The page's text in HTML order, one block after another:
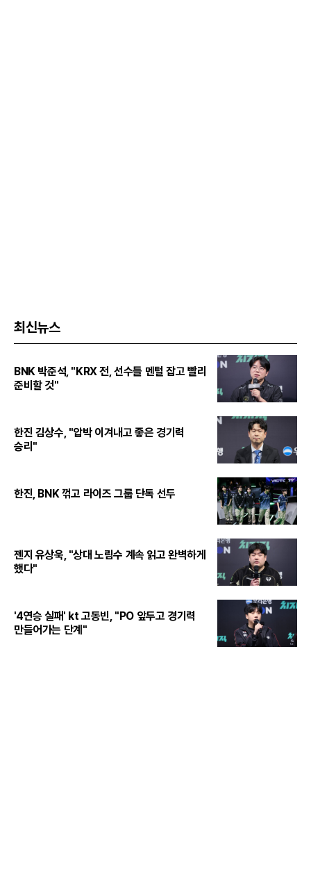
최신뉴스
BNK 박준석, "KRX 전, 선수들 멘털 잡고 빨리
준비할 것"
한진 김상수, "압박 이겨내고 좋은 경기력
승리"
한진, BNK 꺾고 라이즈 그룹 단독 선두
젠지 유상욱, "상대 노림수 계속 읽고 완벽하게
했다"
'4연승 실패' kt 고동빈, "PO 앞두고 경기력
만들어가는 단계"